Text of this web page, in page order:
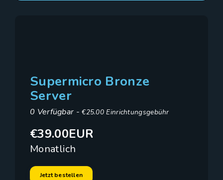
Supermicro Bronze
Server
0 Verfügbar -€25.00 Einrichtungsgebühr
€39.00EUR
Monatlich
Jetzt bestellen